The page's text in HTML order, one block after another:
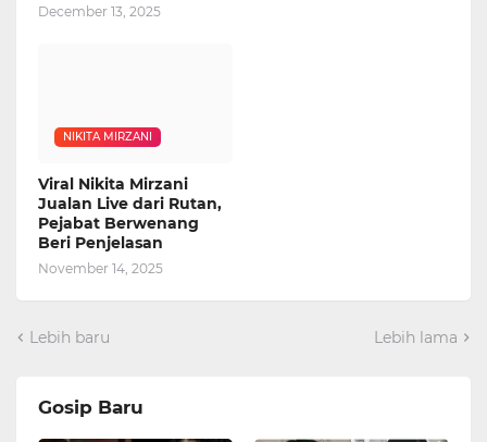
December 13, 2025
NIKITA MIRZANI
Viral Nikita Mirzani
Jualan Live dari Rutan,
Pejabat Berwenang
Beri Penjelasan
November 14, 2025
Lebih baru Lebih lama
Gosip Baru